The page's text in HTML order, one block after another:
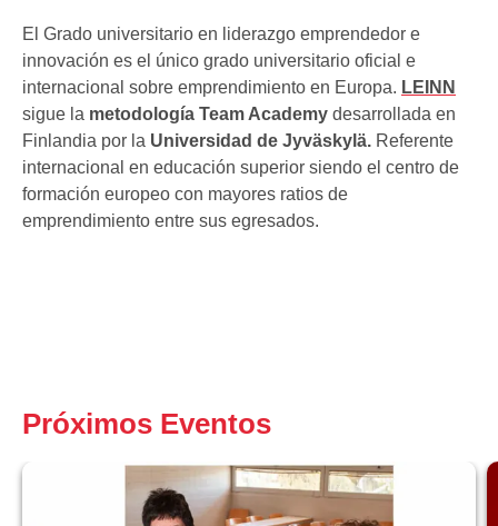
El Grado universitario en liderazgo emprendedor e
innovación es el único grado universitario oficial e
internacional sobre emprendimiento en Europa. LEINN
sigue la metodología Team Academy desarrollada en
Finlandia por la Universidad de Jyväskylä. Referente
internacional en educación superior siendo el centro de
formación europeo con mayores ratios de
emprendimiento entre sus egresados.
Próximos Eventos